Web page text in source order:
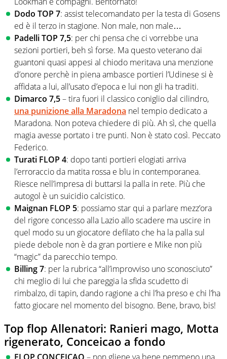
Dodo TOP 7: assist telecomandato per la testa di Gosens
ed è il terzo in stagione. Non male, non male…
Padelli TOP 7,5: per chi pensa che ci vorrebbe una
sezioni portieri, beh sì forse. Ma questo veterano dai
guantoni quasi appesi al chiodo meritava una menzione
d’onore perchè in piena ambasce portieri l’Udinese si è
affidata a lui, all’usato d’epoca e lui non gli ha traditi.
Dimarco 7,5– tira fuori il classico coniglio dal cilindro,
una punizione alla Maradona nel tempio dedicato a
Maradona. Non poteva chiedere di più. Ah sì, che quella
magia avesse portato i tre punti. Non è stato così. Peccato
Federico.
Turati FLOP 4: dopo tanti portieri elogiati arriva
l’erroraccio da matita rossa e blu in contemporanea.
Riesce nell’impresa di buttarsi la palla in rete. Più che
autogol è un suicidio calcistico.
Maignan FLOP 5: possiamo star qui a parlare mezz’ora
del rigore concesso alla Lazio allo scadere ma uscire in
quel modo su un giocatore defilato che ha la palla sul
piede debole non è da gran portiere e Mike non più
“magic” da parecchio tempo.
Billing 7: per la rubrica “all’improvviso uno sconosciuto”
chi meglio di lui che pareggia la sfida scudetto di
rimbalzo, di tapin, dando ragione a chi l’ha preso e chi l’ha
fatto giocare nel momento del bisogno. Bene, bravo, bis!
Top flop Allenatori: Ranieri mago, Motta
rigenerato, Conceicao a fondo